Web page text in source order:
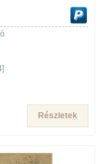
Részletek